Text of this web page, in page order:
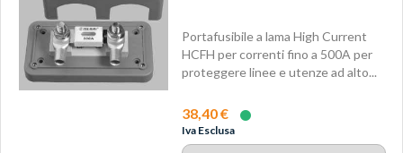
Portafusibile a lama High Current
HCFH per correnti fino a 500A per
proteggere linee e utenze ad alto...
38,40 €
Iva Esclusa